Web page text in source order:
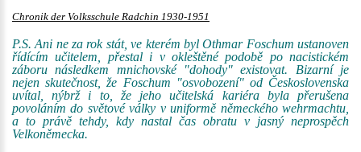
Chronik der Volksschule Radchin 1930-1951
P.S. Ani ne za rok stát, ve kterém byl Othmar Foschum ustanoven
řídícím učitelem, přestal i v okleštěné podobě po nacistickém
záboru následkem mnichovské "dohody" existovat. Bizarní je
nejen skutečnost, že Foschum "osvobození" od Československa
uvítal, nýbrž i to, že jeho učitelská kariéra byla přerušena
povoláním do světové války v uniformě německého wehrmachtu,
a to právě tehdy, kdy nastal čas obratu v jasný neprospěch
Velkoněmecka.